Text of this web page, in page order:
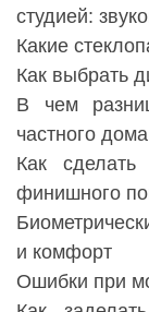
студией:
Какие
Как выбрать
В чем
частного дома
Как
финишного
и комфорт
Ошибки при